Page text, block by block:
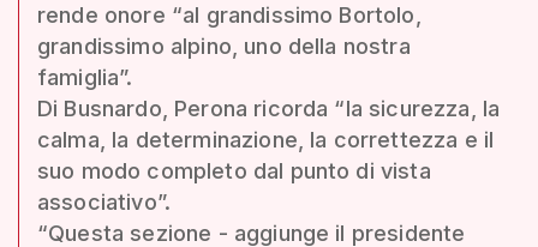
rende onore “al grandissimo Bortolo,
grandissimo alpino, uno della nostra
famiglia”.
Di Busnardo, Perona ricorda “la sicurezza, la
calma, la determinazione, la correttezza e il
suo modo completo dal punto di vista
associativo”.
“Questa sezione - aggiunge il presidente